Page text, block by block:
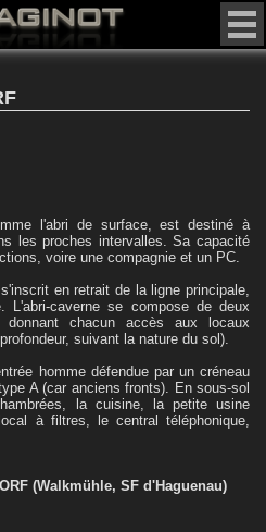
l'abri de surface, est destiné à
les proches intervalles. Sa capacité
voire une compagnie et un PC.
en retrait de la ligne principale,
caverne se compose de deux
donnant chacun accès aux locaux
suivant la nature du sol).
homme défendue par un créneau
A (car anciens fronts). En sous-sol
la cuisine, la petite usine
à filtres, le central téléphonique,
(Walkmühle, SF d'Haguenau)